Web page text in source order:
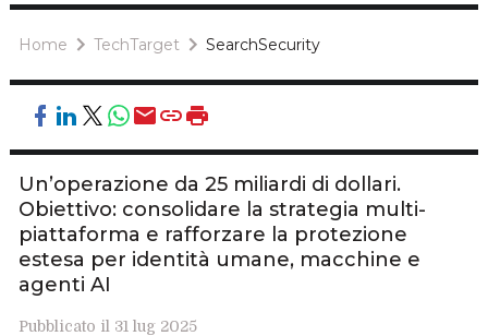
Home TechTarget SearchSecurity
Un’operazione da 25 miliardi di dollari.
Obiettivo: consolidare la strategia multi-
piattaforma e rafforzare la protezione
estesa per identità umane, macchine e
agenti AI
Pubblicato il 31 lug 2025